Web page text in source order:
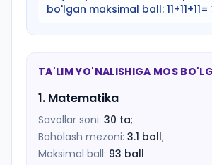
bo'lgan maksimal ball:
TA'LIM YO'NALISHIGA MOS
1. Matematika
Savollar soni: 30 ta;
Baholash mezoni: 3.1 ball;
Maksimal ball: 93 ball